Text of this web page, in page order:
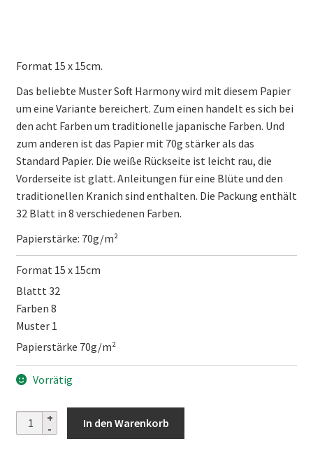
Format 15 x 15cm.
Das beliebte Muster Soft Harmony wird mit diesem Papier
um eine Variante bereichert. Zum einen handelt es sich bei
den acht Farben um traditionelle japanische Farben. Und
zum anderen ist das Papier mit 70g stärker als das
Standard Papier. Die weiße Rückseite ist leicht rau, die
Vorderseite ist glatt. Anleitungen für eine Blüte und den
traditionellen Kranich sind enthalten. Die Packung enthält
32 Blatt in 8 verschiedenen Farben.
Papierstärke: 70g/m²
Format 15 x 15cm
Blattt 32
Farben 8
Muster 1
Papierstärke 70g/m²
Vorrätig
Soft
Harmony
In den Warenkorb